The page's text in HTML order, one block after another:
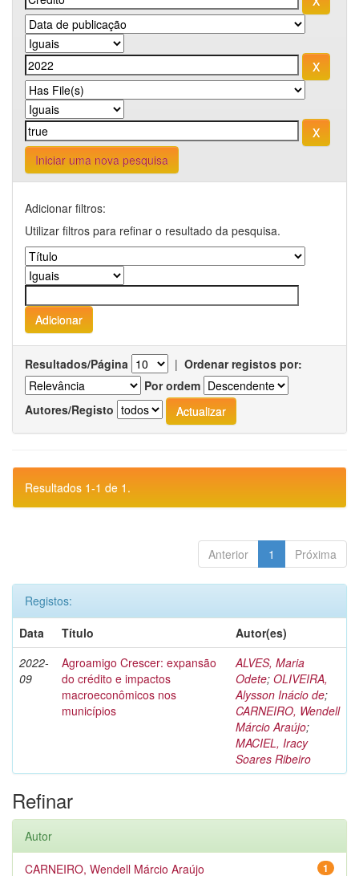
Iniciar uma nova pesquisa
Adicionar filtros:
Utilizar filtros para refinar o resultado da pesquisa.
Resultados/Página | Ordenar registos por:
Por ordem
Autores/Registo
Resultados 1-1 de 1.
Anterior 1 Próxima
Registos:
Data
Título
Autor(es)
2022-
09
Agroamigo Crescer: expansão
do crédito e impactos
macroeconômicos nos
municípios
ALVES, Maria
Odete; OLIVEIRA,
Alysson Inácio de;
CARNEIRO, Wendell
Márcio Araújo;
MACIEL, Iracy
Soares Ribeiro
Refinar
Autor
1
CARNEIRO, Wendell Márcio Araújo